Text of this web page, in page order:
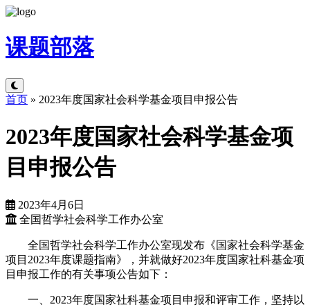
课题部落
首页 » 2023年度国家社会科学基金项目申报公告
2023年度国家社会科学基金项
目申报公告
2023年4月6日
全国哲学社会科学工作办公室
全国哲学社会科学工作办公室现发布《国家社会科学基金
项目2023年度课题指南》，并就做好2023年度国家社科基金项
目申报工作的有关事项公告如下：
一、2023年度国家社科基金项目申报和评审工作，坚持以